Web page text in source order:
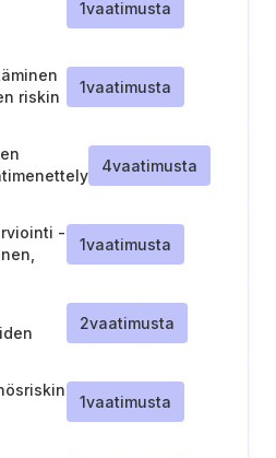
1vaatimusta
riskin
1vaatimusta
4vaatimusta
-
1vaatimusta
2vaatimusta
1vaatimusta